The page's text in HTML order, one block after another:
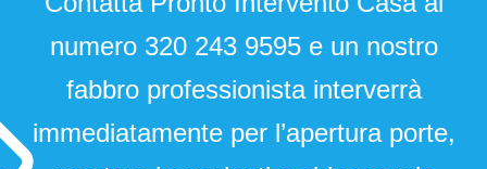
numero 320 243 9595e un nostro
fabbro professionista interverrà
immediatamente per l’apertura porte,